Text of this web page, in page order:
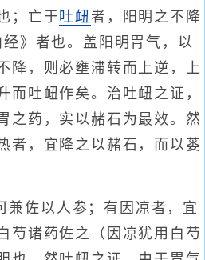
；亡于吐衄者，阳明之不降
》者也。盖阳明胃气，以
降，则必壅滞转而上逆，上
而吐衄作矣。治吐衄之证，
之药，实以赭石为最效。然
者，宜降之以赭石，而以蒌
兼佐以人参；有因凉者，宜
芍诸药佐之（因凉犹用白芍